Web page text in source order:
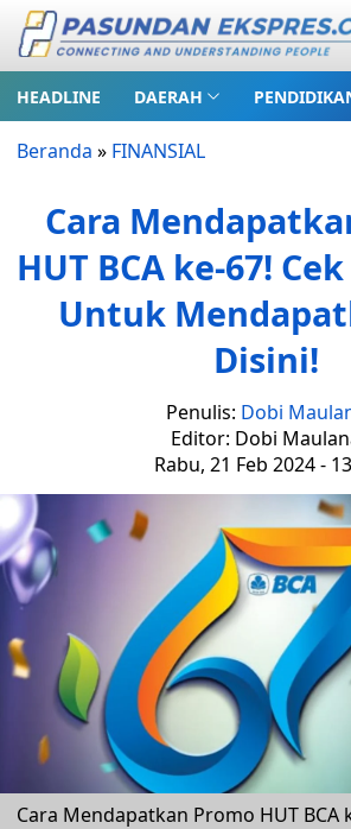
HEADLINE DAERAH
Beranda » FINANSIAL
Cara
HUT BCA ke-67!
Untuk
Disini!
Penulis: Dobi
Editor: Dobi
Rabu, 21 Feb 2024 -
Cara Mendapatkan Promo HUT BCA